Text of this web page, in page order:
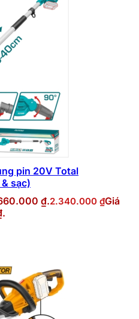
pin 20V Total
sạc)
₫.2.340.000 ₫Giá